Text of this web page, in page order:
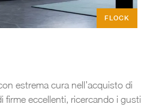
FLOCK
estrema cura nell’acquisto di
firme eccellenti, ricercando i gusti